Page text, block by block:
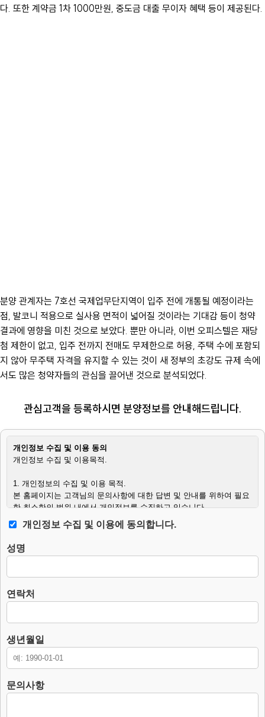
다. 또한 계약금 1차 1000만원, 중도금 대출 무이자 혜택 등이 제공된다.
분양 관계자는 7호선 국제업무단지역이 입주 전에 개통될 예정이라는
점, 발코니 적용으로 실사용 면적이 넓어질 것이라는 기대감 등이 청약
결과에 영향을 미친 것으로 보았다. 뿐만 아니라, 이번 오피스텔은 재당
첨 제한이 없고, 입주 전까지 전매도 무제한으로 허용, 주택 수에 포함되
지 않아 무주택 자격을 유지할 수 있는 것이 새 정부의 초강도 규제 속에
서도 많은 청약자들의 관심을 끌어낸 것으로 분석되었다.
관심고객을 등록하시면 분양정보를 안내해드립니다.
개인정보 수집 및 이용 동의
개인정보 수집 및 이용목적.
1. 개인정보의 수집 및 이용 목적.
본 홈페이지는 고객님의 문의사항에 대한 답변 및 안내를 위하여 필요
한 최소한의 범위 내에서 개인정보를 수집하고 있습니다.
2. 수집하는 개인정보의 항목.
– 필수항목 : 이름, 연락처, 생년월일, 문의사항.
– 수집방법 : 웹사이트에 고객이 직접 입력.
3. 개인정보의 처리 및 보유기간.
본 홈페이지는 개인정보 수집 및 이용목적이 달성된 후에는 해당 정보
를 지체 없이 파기합니다.
다.
– 보존 항목 : 이름, 연락처, 생년월일, 문의사항.
– 보존 근거 : 소비자의 불만 또는 분쟁처리에 관한 기록.(전자상거래
등에서의 소비자보호에 관한 법률.)
개인정보 수집 및 이용에 동의합니다.
성명
연락처
생년월일
문의사항